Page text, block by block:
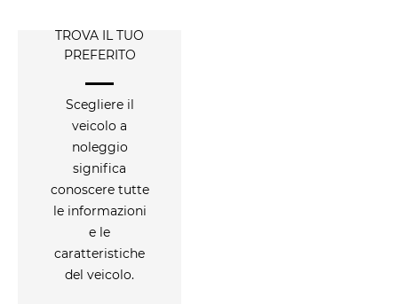
TROVA IL TUO
PREFERITO
Scegliere il
veicolo a
noleggio
significa
conoscere tutte
le informazioni
e le
caratteristiche
del veicolo.